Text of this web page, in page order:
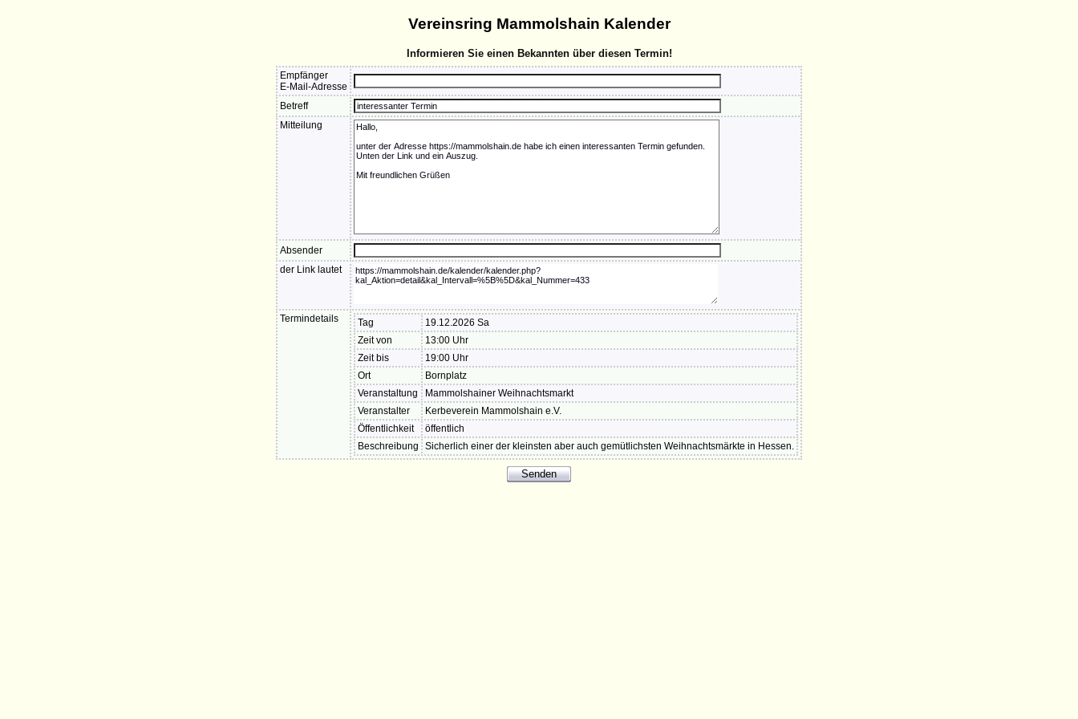
Vereinsring Mammolshain Kalender
Informieren Sie einen Bekannten über diesen Termin!
Empfänger
E-Mail-Adresse
Betreff
Mitteilung
Absender
der Link lautet
Termindetails Tag
19.12.2026 Sa
Zeit von
13:00 Uhr
Zeit bis
19:00 Uhr
Ort
Bornplatz
Veranstaltung
Mammolshainer Weihnachtsmarkt
Veranstalter
Kerbeverein Mammolshain e.V.
Öffentlichkeit
öffentlich
Beschreibung
Sicherlich einer der kleinsten aber auch gemütlichsten Weihnachtsmärkte in Hessen.